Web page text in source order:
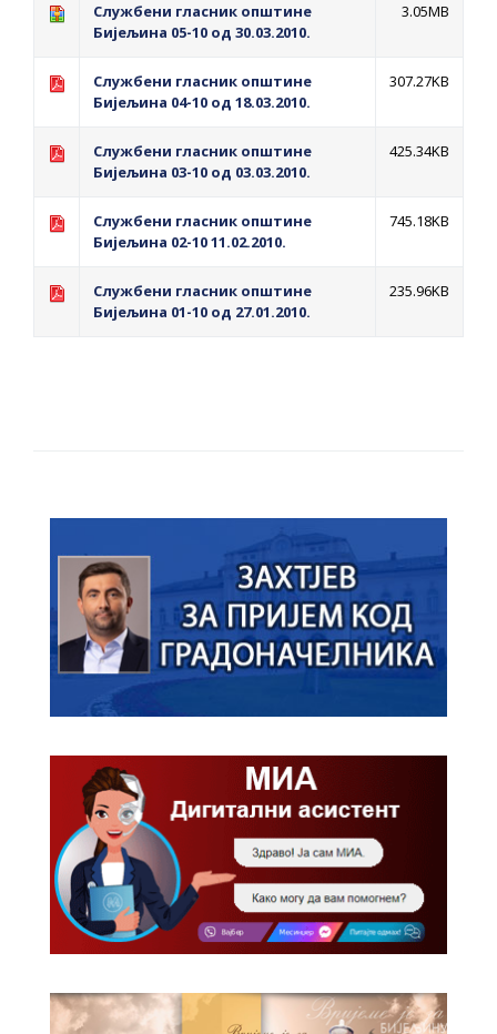
Службени гласник општине
Бијељина 05-10 од 30.03.2010.
3.05MB
Службени гласник општине
Бијељина 04-10 од 18.03.2010.
307.27KB
Службени гласник општине
Бијељина 03-10 од 03.03.2010.
425.34KB
Службени гласник општине
Бијељина 02-10 11.02.2010.
745.18KB
Службени гласник општине
Бијељина 01-10 од 27.01.2010.
235.96KB